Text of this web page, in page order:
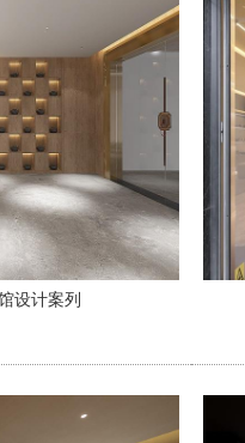
设计案列